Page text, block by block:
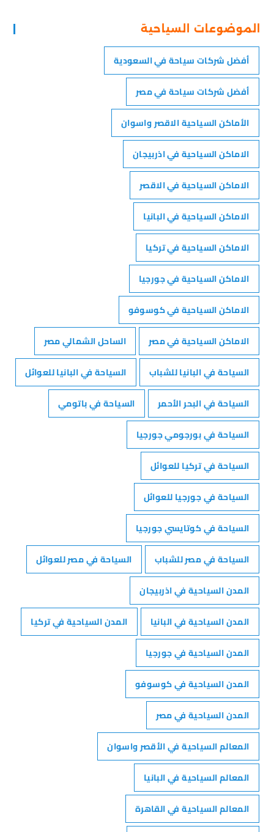
الموضوعات السياحية
أفضل شركات سياحة في السعودية
أفضل شركات سياحة في مصر
الأماكن السياحية الاقصر واسوان
الاماكن السياحية في اذربيجان
الاماكن السياحية في الاقصر
الاماكن السياحية في البانيا
الاماكن السياحية في تركيا
الاماكن السياحية في جورجيا
الاماكن السياحية في كوسوفو
الاماكن السياحية في مصر
الساحل الشمالي مصر
السياحة في البانيا للشباب
السياحة في البانيا للعوائل
السياحة في البحر الأحمر
السياحة في باتومي
السياحة في بورجومي جورجيا
السياحة في تركيا للعوائل
السياحة في جورجيا للعوائل
السياحة في كوتايسي جورجيا
السياحة في مصر للشباب
السياحة في مصر للعوائل
المدن السياحية في اذربيجان
المدن السياحية في البانيا
المدن السياحية في تركيا
المدن السياحية في جورجيا
المدن السياحية في كوسوفو
المدن السياحية في مصر
المعالم السياحية في الأقصر واسوان
المعالم السياحية في البانيا
المعالم السياحية في القاهرة